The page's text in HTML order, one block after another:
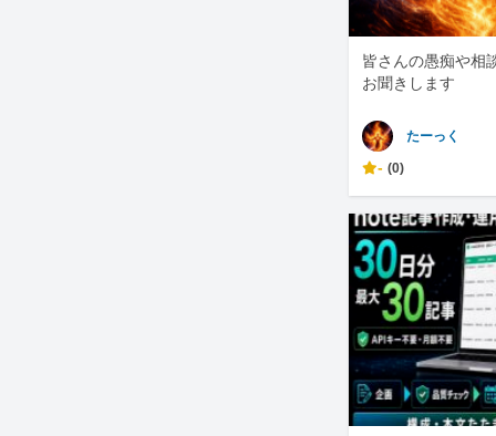
皆さんの愚痴や相
お聞きします
たーっく
- (0)